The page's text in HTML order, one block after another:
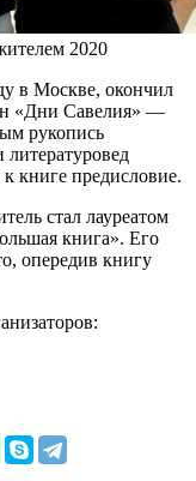
2020
в Москве, окончил
«Дни Савелия» —
рукопись
литературовед
книге предисловие.
стал лауреатом
книга». Его
опередив книгу